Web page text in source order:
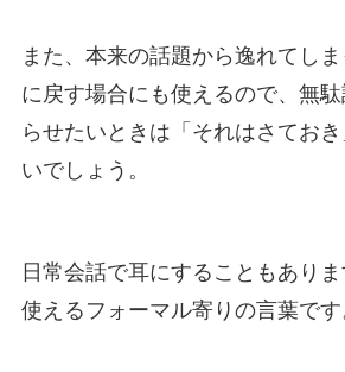
また、本来の話題から逸れてし
に戻す場合にも使えるので、無
らせたいときは「それはさてお
いでしょう。
日常会話で耳にすることもあり
使えるフォーマル寄りの言葉です